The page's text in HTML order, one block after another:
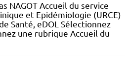
NAGOT Accueil du service
et Epidémiologie (URCE)
Santé, eDOL Sélectionnez
une rubrique Accueil du